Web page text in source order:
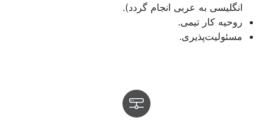
انگلیسی به عربی انجام گردد).
روحیه کار تیمی.
مسئولیت‌پذیری.